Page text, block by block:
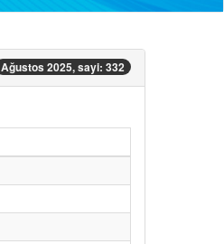
Ağustos 2025, sayi: 332